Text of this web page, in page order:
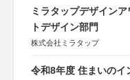
ミラタップデザイン
トデザイン部門
株式会社ミラタップ
令和8年度 住まいのイ